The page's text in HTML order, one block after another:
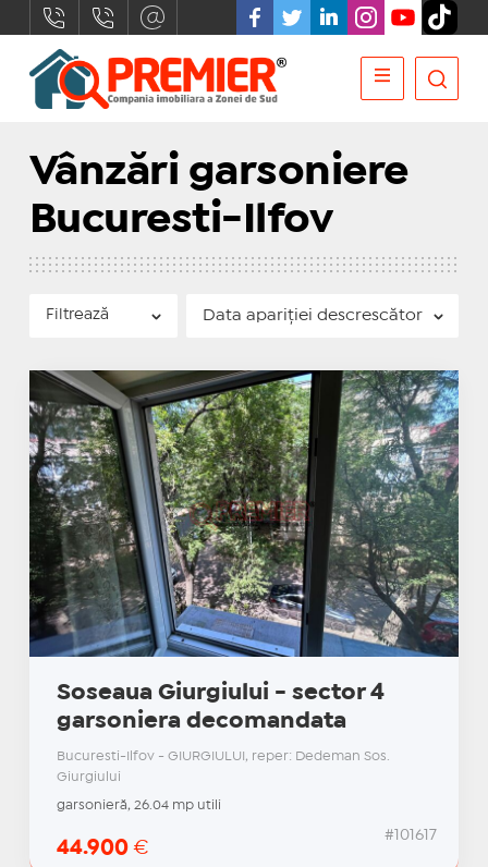
Vânzări garsoniere
Bucuresti-Ilfov
Filtrează
Soseaua Giurgiului - sector 4
garsoniera decomandata
Bucuresti-Ilfov - GIURGIULUI, reper: Dedeman Sos.
Giurgiului
garsonieră, 26.04 mp utili
44.900 €
#101617